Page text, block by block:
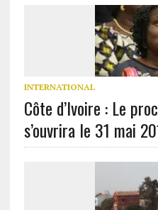
INTERNATIONAL
Côte d’Ivoire : Le
s’ouvrira le 31 mai